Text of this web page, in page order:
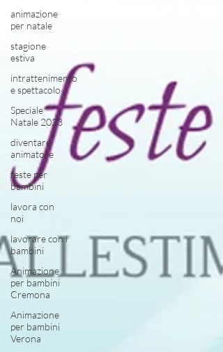
animazione
per natale
stagione
estiva
intrattenimento
e spettacolo
Speciale
Natale 2023
diventare
animatore
feste per
bambini
lavora con
noi
lavorare con i
bambini
Animazione
per bambini
Cremona
Animazione
per bambini
Verona